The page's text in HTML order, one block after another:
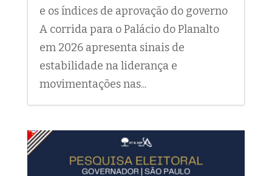
e os índices de aprovação do governo
A corrida para o Palácio do Planalto
em 2026 apresenta sinais de
estabilidade na liderança e
movimentações nas...